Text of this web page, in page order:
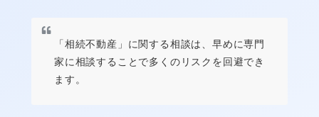
「相続不動産」に関する相談は、早めに専門
家に相談することで多くのリスクを回避でき
ます。